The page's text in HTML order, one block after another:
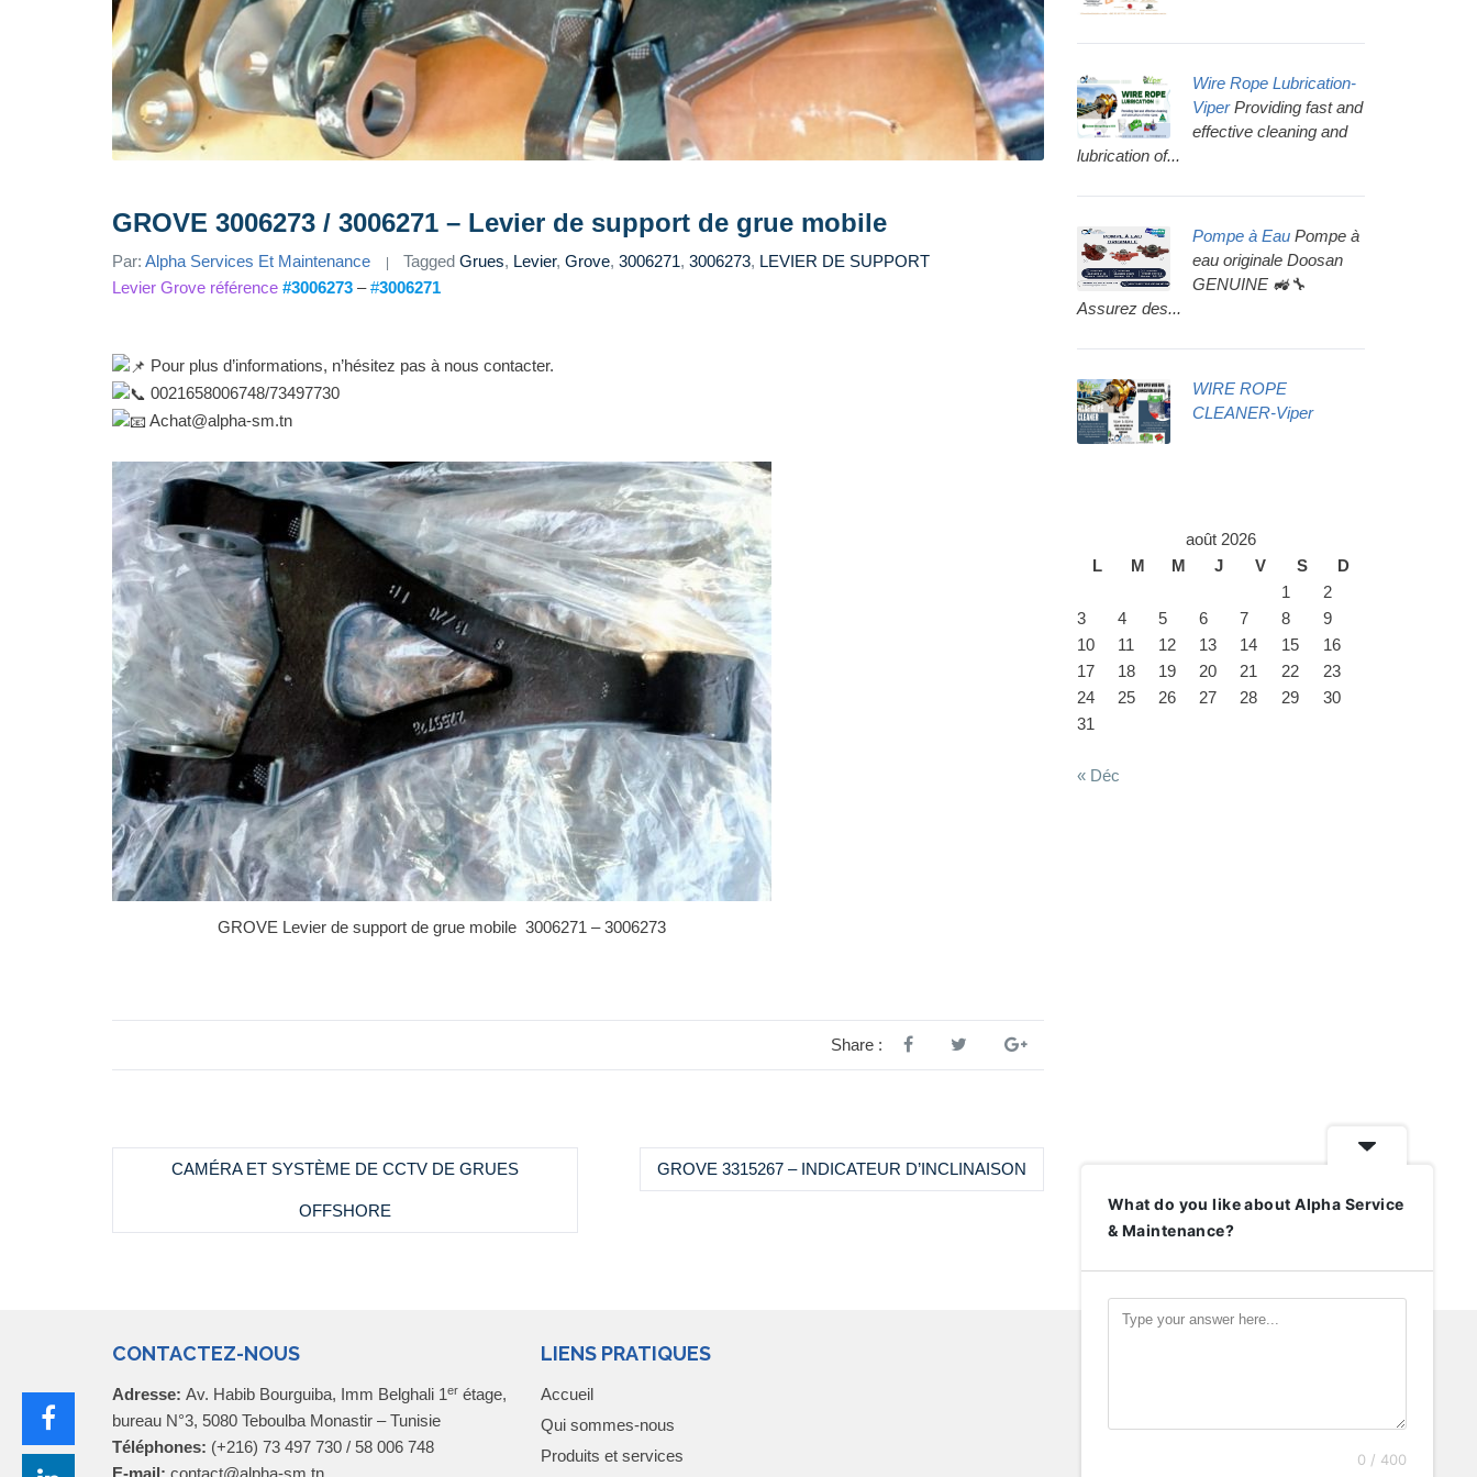
GROVE 3006273 / 3006271 – Levier de support de grue mobile
Par: Alpha Services Et Maintenance Tagged Grues, Levier, Grove, 3006271, 3006273, LEVIER DE SUPPORT
Levier Grove référence #3006273 –#3006271
Pour plus d’informations, n’hésitez pas à nous contacter.
0021658006748/73497730
Achat@alpha-sm.tn
GROVE Levier de support de grue mobile 3006271 – 3006273
Share :
CAMÉRA ET SYSTÈME DE CCTV DE GRUES
OFFSHORE
GROVE 3315267 – INDICATEUR D’INCLINAISON
Wire Rope Lubrication-
Viper Providing fast and
effective cleaning and
lubrication of...
Pompe à Eau Pompe à
eau originale Doosan
GENUINE 🚜🔧
Assurez des...
WIRE ROPE
CLEANER-Viper
août 2026
L
M M J V S
D
1
2
3
4 5 6 7 8
9
10
11 12 13 14 15
16
17
18 19 20 21 22
23
24
25 26 27 28 29
30
31
« Déc
CONTACTEZ-NOUS
Adresse: Av. Habib Bourguiba, Imm Belghali 1er étage,
bureau N°3, 5080 Teboulba Monastir – Tunisie
Téléphones: (+216) 73 497 730 / 58 006 748
LIENS PRATIQUES
Accueil
Qui sommes-nous
Produits et services
What do you like about Alpha Service
& Maintenance?
0 / 400